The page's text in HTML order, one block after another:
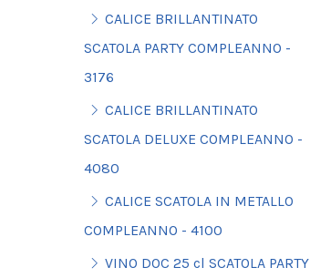
CALICE BRILLANTINATO
SCATOLA PARTY COMPLEANNO -
3176
CALICE BRILLANTINATO
SCATOLA DELUXE COMPLEANNO -
4080
CALICE SCATOLA IN METALLO
COMPLEANNO - 4100
VINO DOC 25 cl SCATOLA PARTY